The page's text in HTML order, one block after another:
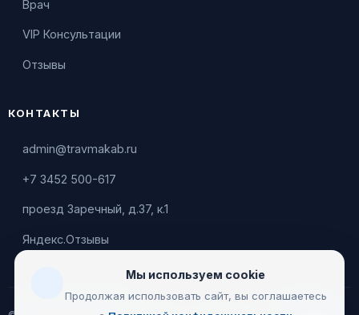
Врач
VIP Консультации
Отзывы
КОНТАКТЫ
admin@travmakab.ru
+7 3452 500-617
проезд Заречный, д.37, к.1
Яндекс.Отзывы
Мы используем cookie
Продолжая использовать сайт, вы соглашаетесь